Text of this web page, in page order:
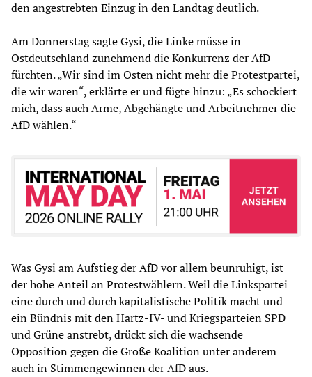
den angestrebten Einzug in den Landtag deutlich.
Am Donnerstag sagte Gysi, die Linke müsse in
Ostdeutschland zunehmend die Konkurrenz der AfD
fürchten. „Wir sind im Osten nicht mehr die Protestpartei,
die wir waren“, erklärte er und fügte hinzu: „Es schockiert
mich, dass auch Arme, Abgehängte und Arbeitnehmer die
AfD wählen.“
Was Gysi am Aufstieg der AfD vor allem beunruhigt, ist
der hohe Anteil an Protestwählern. Weil die Linkspartei
eine durch und durch kapitalistische Politik macht und
ein Bündnis mit den Hartz-IV- und Kriegsparteien SPD
und Grüne anstrebt, drückt sich die wachsende
Opposition gegen die Große Koalition unter anderem
auch in Stimmengewinnen der AfD aus.